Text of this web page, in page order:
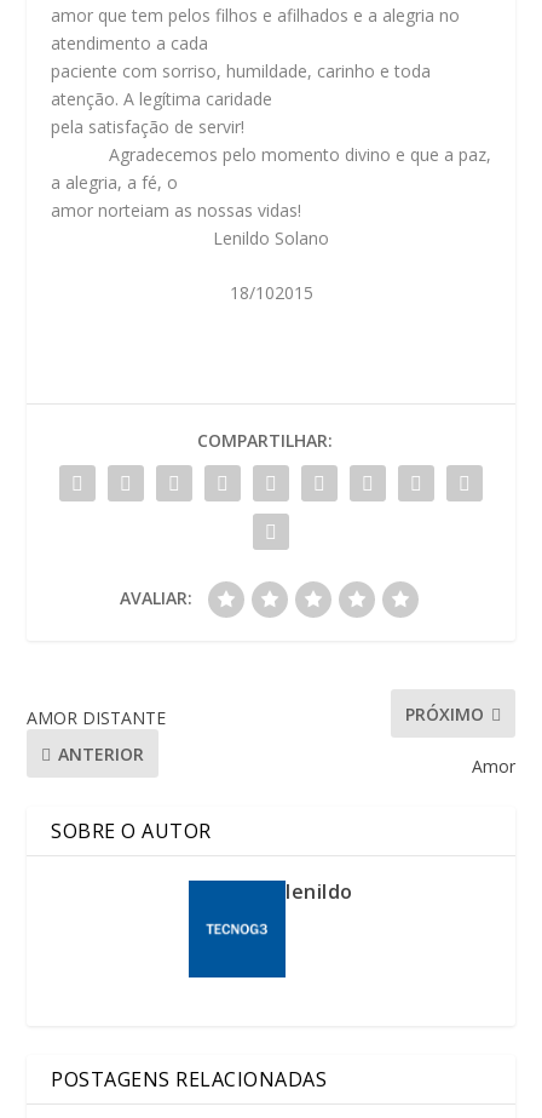
amor que tem pelos filhos e afilhados e a alegria no
atendimento a cada
paciente com sorriso, humildade, carinho e toda
atenção. A legítima caridade
pela satisfação de servir!
Agradecemos pelo momento divino e que a paz,
a alegria, a fé, o
amor norteiam as nossas vidas!
Lenildo Solano
18/102015
COMPARTILHAR:
AVALIAR:
AMOR DISTANTE
ANTERIOR
PRÓXIMO
Amor
SOBRE O AUTOR
lenildo
POSTAGENS RELACIONADAS